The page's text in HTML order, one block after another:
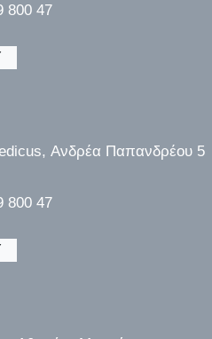
800 47
Ανδρέα Παπανδρέου 5
800 47